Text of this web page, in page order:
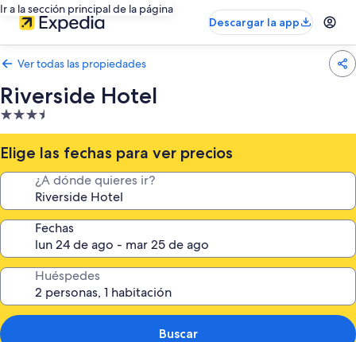
Ir a la sección principal de la página
Descargar la app
Ver todas las propiedades
Riverside Hotel
Propiedad
de
3.5
estrellas
Elige las fechas para ver precios
¿A dónde quieres ir?
Fechas
Huéspedes
Buscar